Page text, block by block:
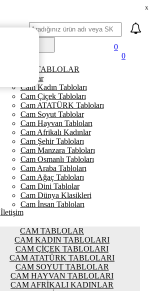
x
Ara
0
0
KANVAS TABLOLAR
Cam Tablolar
Cam Kadın Tabloları
Cam Çiçek Tabloları
Cam ATATÜRK Tabloları
Cam Soyut Tablolar
Cam Hayvan Tabloları
Cam Afrikalı Kadınlar
Cam Şehir Tabloları
Cam Manzara Tabloları
Cam Osmanlı Tabloları
Cam Araba Tabloları
Cam Ağaç Tabloları
Cam Dini Tablolar
Cam Dünya Klasikleri
Cam İnsan Tabloları
İletişim
CAM TABLOLAR
CAM KADIN TABLOLARI
CAM ÇIÇEK TABLOLARI
CAM ATATÜRK TABLOLARI
CAM SOYUT TABLOLAR
CAM HAYVAN TABLOLARI
CAM AFRIKALI KADINLAR